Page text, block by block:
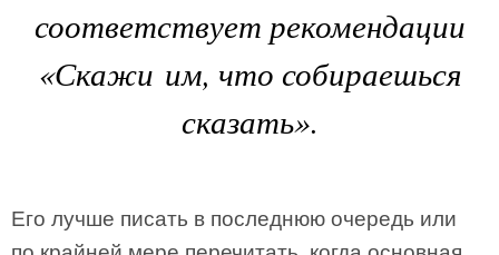
соответствует рекомендации
«Скажи им, что собираешься
сказать».
Его лучше писать в последнюю очередь или